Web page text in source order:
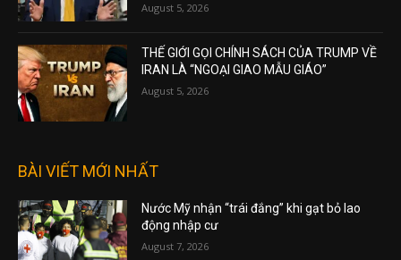
August 5, 2026
THẾ GIỚI GỌI CHÍNH SÁCH CỦA TRUMP VỀ
IRAN LÀ “NGOẠI GIAO MẪU GIÁO”
August 5, 2026
BÀI VIẾT MỚI NHẤT
Nước Mỹ nhận “trái đắng” khi gạt bỏ lao
động nhập cư
August 7, 2026